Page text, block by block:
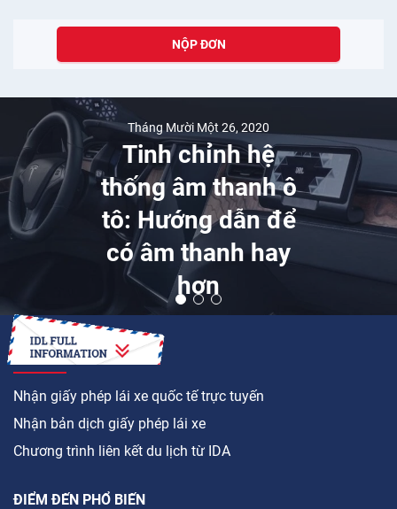
NỘP ĐƠN
Tháng Mười Một 26, 2020
Tinh chỉnh hệ
thống âm thanh ô
tô: Hướng dẫn để
có âm thanh hay
hơn
LÀM CÁCH NÀO ĐỂ
Nhận giấy phép lái xe quốc tế trực tuyến
Nhận bản dịch giấy phép lái xe
Chương trình liên kết du lịch từ IDA
ĐIỂM ĐẾN PHỔ BIẾN